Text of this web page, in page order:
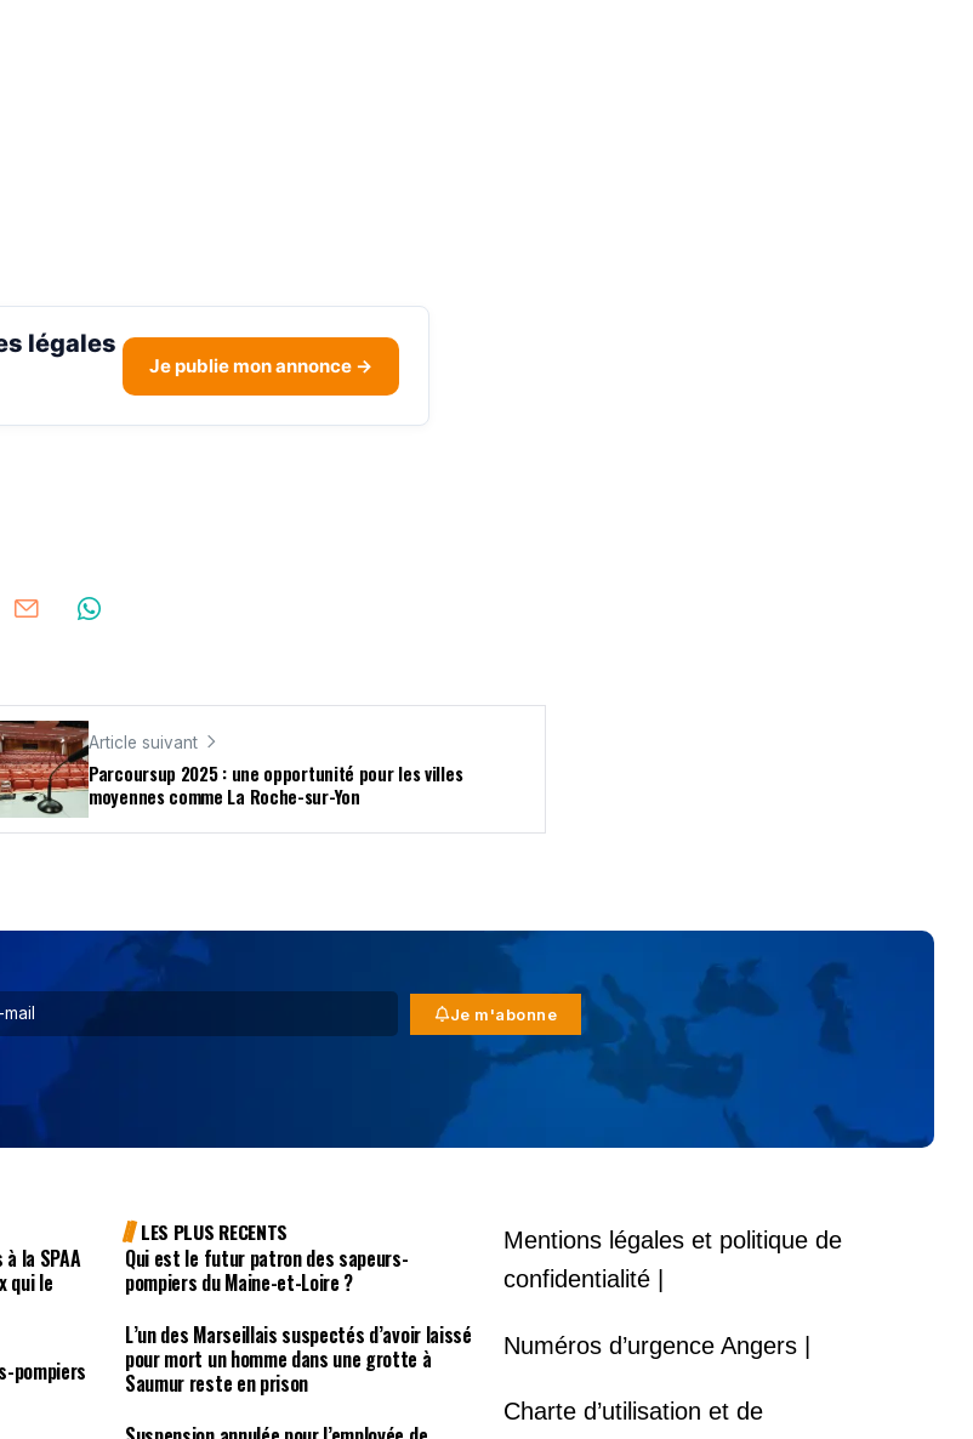
légales
Je publie mon annonce →
Article suivant
Parcoursup 2025 : une opportunité pour les villes
moyennes comme La Roche-sur-Yon
Je m'abonne
la SPAA
qui le
pompiers
LES PLUS RECENTS
Qui est le futur patron des sapeurs-
pompiers du Maine-et-Loire ?
L’un des Marseillais suspectés d’avoir laissé
pour mort un homme dans une grotte à
Saumur reste en prison
Mentions légales et politique de
confidentialité |
Numéros d’urgence Angers |
Charte d’utilisation et de